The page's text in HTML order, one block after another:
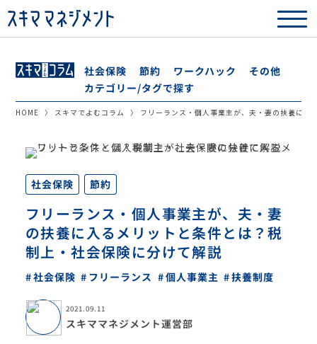
社会保険 節約 ワークハック その他
カテゴリー/タグで探す
HOME スキマでよむコラム フリーランス・個人事業主が、夫・妻の扶養に
社会保険 節約
フリーランス・個人事業主が、夫・妻
の扶養に入るメリットと条件とは？税
制上・社会保険に分けて解説
社会保険 フリーランス 個人事業主 扶養制度
2021.09.11
スキママネジメント運営部